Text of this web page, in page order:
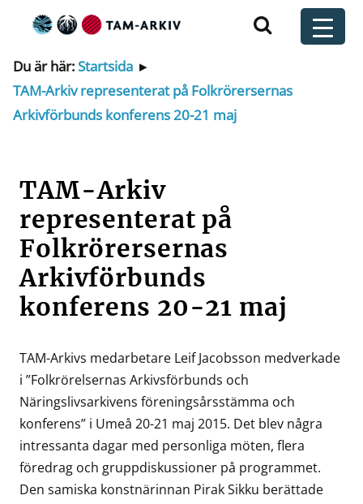
Huvudnavigering
Du är här:Startsida ▸
TAM-Arkiv representerat på Folkrörersernas
Arkivförbunds konferens 20-21 maj
TAM-Arkiv
representerat på
Folkrörersernas
Arkivförbunds
konferens 20-21 maj
TAM-Arkivs medarbetare Leif Jacobsson medverkade
i ”Folkrörelsernas Arkivsförbunds och
Näringslivsarkivens föreningsårsstämma och
konferens” i Umeå 20-21 maj 2015. Det blev några
intressanta dagar med personliga möten, flera
föredrag och gruppdiskussioner på programmet.
Den samiska konstnärinnan Pirak Sikku berättade